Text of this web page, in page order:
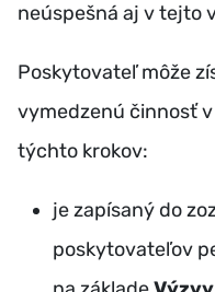
neúspešná aj v tejto
Poskytovateľ môže
vymedzenú činnosť
týchto krokov:
je zapísaný do
poskytovateľov